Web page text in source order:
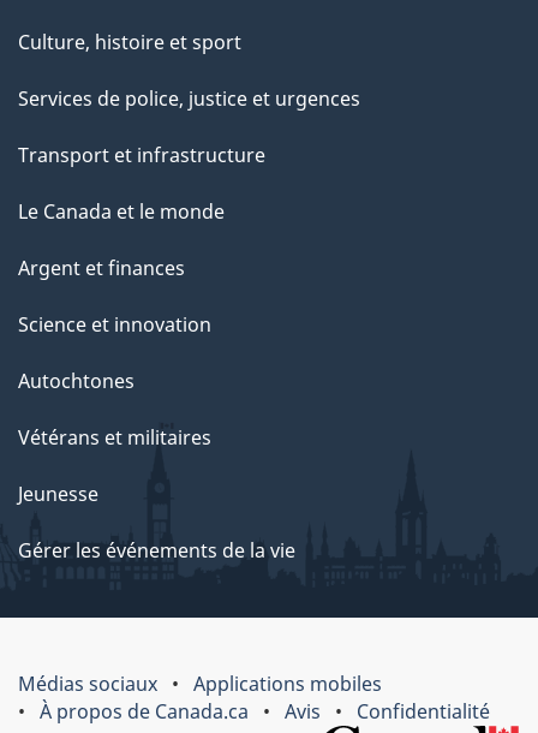
Culture, histoire et sport
Services de police, justice et urgences
Transport et infrastructure
Le Canada et le monde
Argent et finances
Science et innovation
Autochtones
Vétérans et militaires
Jeunesse
Gérer les événements de la vie
Médias sociaux
Applications mobiles
À propos de Canada.ca
Avis Confidentialité